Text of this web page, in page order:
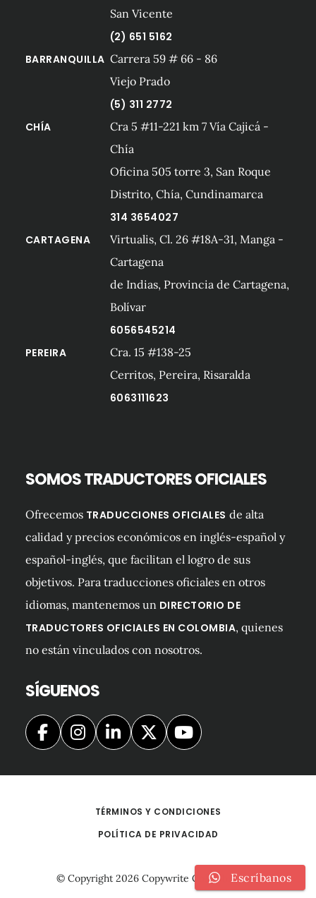
San Vicente
(2) 651 5162
BARRANQUILLA Carrera 59 # 66 - 86
Viejo Prado
(5) 311 2772
CHÍA
Cra 5 #11-221 km 7 Vía Cajicá -
Chía
Oficina 505 torre 3, San Roque
Distrito, Chía, Cundinamarca
314 3654027
CARTAGENA
Virtualis, Cl. 26 #18A-31, Manga -
Cartagena
de Indias, Provincia de Cartagena,
Bolívar
6056545214
PEREIRA
Cra. 15 #138-25
Cerritos, Pereira, Risaralda
6063111623
SOMOS TRADUCTORES OFICIALES
Ofrecemos TRADUCCIONES OFICIALES de alta
calidad y precios económicos en inglés-español y
español-inglés, que facilitan el logro de sus
objetivos. Para traducciones oficiales en otros
idiomas, mantenemos un DIRECTORIO DE
TRADUCTORES OFICIALES EN COLOMBIA, quienes
no están vinculados con nosotros.
SÍGUENOS
TÉRMINOS Y CONDICIONES
POLÍTICA DE PRIVACIDAD
© Copyright 2026 Copywrite Colombia S.A.SEscríbanos